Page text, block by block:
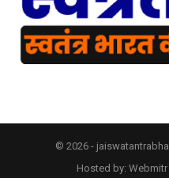
© 2026 -
Hosted by: Webmitr